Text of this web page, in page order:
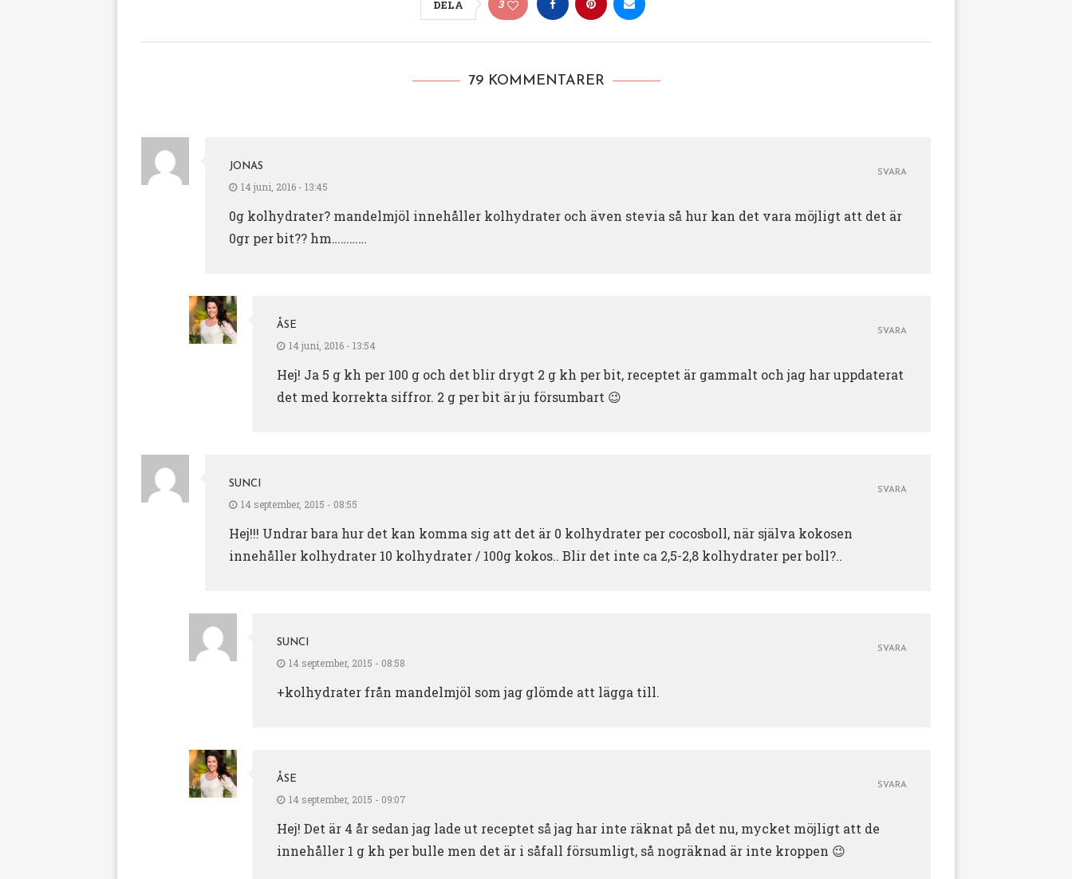
DELA 3
79 KOMMENTARER
JONAS
14 juni, 2016 - 13:45
0g kolhydrater? mandelmjöl innehåller kolhydrater och även stevia så hur kan det vara möjligt att det är
0gr per bit?? hm…………
SVARA
ÅSE
14 juni, 2016 - 13:54
Hej! Ja 5 g kh per 100 g och det blir drygt 2 g kh per bit, receptet är gammalt och jag har uppdaterat
det med korrekta siffror. 2 g per bit är ju försumbart 😉
SVARA
SUNCI
14 september, 2015 - 08:55
Hej!!! Undrar bara hur det kan komma sig att det är 0 kolhydrater per cocosboll, när själva kokosen
innehåller kolhydrater 10 kolhydrater / 100g kokos.. Blir det inte ca 2,5-2,8 kolhydrater per boll?..
SVARA
SUNCI
14 september, 2015 - 08:58
+kolhydrater från mandelmjöl som jag glömde att lägga till.
SVARA
ÅSE
14 september, 2015 - 09:07
Hej! Det är 4 år sedan jag lade ut receptet så jag har inte räknat på det nu, mycket möjligt att de
innehåller 1 g kh per bulle men det är i såfall försumligt, så nogräknad är inte kroppen 😉
SVARA